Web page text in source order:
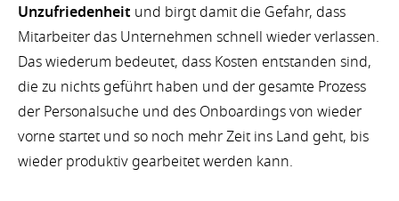
Unzufriedenheit und birgt damit die Gefahr, dass
Mitarbeiter das Unternehmen schnell wieder verlassen.
Das wiederum bedeutet, dass Kosten entstanden sind,
die zu nichts geführt haben und der gesamte Prozess
der Personalsuche und des Onboardings von wieder
vorne startet und so noch mehr Zeit ins Land geht, bis
wieder produktiv gearbeitet werden kann.